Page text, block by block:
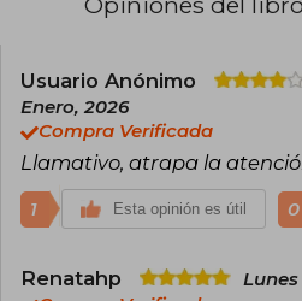
Usuario Anónimo
Enero, 2026
Compra Verificada
Llamativo, atrapa la
1 Esta opinión es útil 0
Renatahp
Lunes